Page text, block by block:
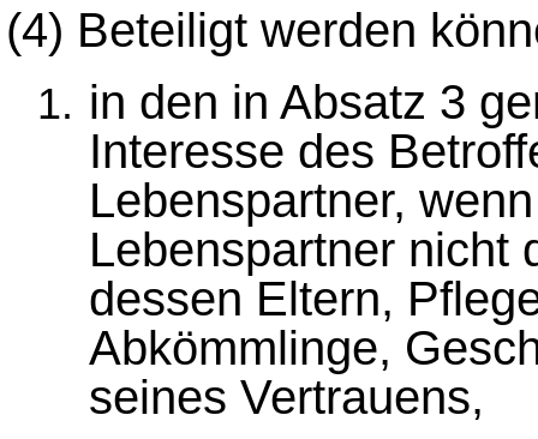
(4) Beteiligt werden
in den in Absatz 3
Interesse des
Lebenspartner,
Lebenspartner nicht
dessen Eltern,
Abkömmlinge,
seines Vertrauens,